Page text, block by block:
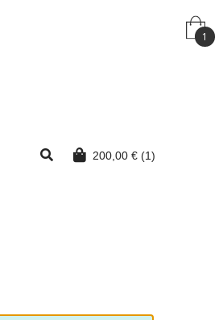
200,00 € (1)
1